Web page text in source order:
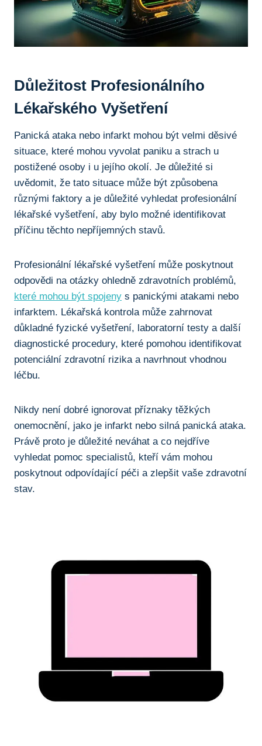
Důležitost Profesionálního
Lékařského Vyšetření
Panická ataka nebo infarkt mohou být velmi děsivé
situace, které mohou vyvolat paniku a strach u
postižené osoby i u jejího okolí. Je důležité si
uvědomit, že tato situace může být způsobena
různými faktory a je důležité vyhledat profesionální
lékařské vyšetření, aby bylo možné identifikovat
příčinu těchto nepříjemných stavů.
Profesionální lékařské vyšetření může poskytnout
odpovědi na otázky ohledně zdravotních problémů,
které mohou být spojeny s panickými atakami nebo
infarktem. Lékařská kontrola může zahrnovat
důkladné fyzické vyšetření, laboratorní testy a další
diagnostické procedury, které pomohou identifikovat
potenciální zdravotní rizika a navrhnout vhodnou
léčbu.
Nikdy není dobré ignorovat příznaky těžkých
onemocnění, jako je infarkt nebo silná panická ataka.
Právě proto je důležité neváhat a co nejdříve
vyhledat pomoc specialistů, kteří vám mohou
poskytnout odpovídající péči a zlepšit vaše zdravotní
stav.